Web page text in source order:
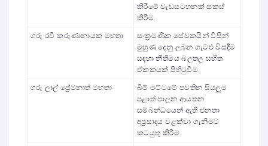
කිරීමේ වැඩසටහනක් සකස්
කිරීම.
ගරු රවී කරුණානායක මහතා
සංක්‍රමණික සේවකයින් විසින්
මුහුණ දෙනු ලබන ගැටළු විසඳීම
සඳහා නීතිමය බලතල සහිත
ඒකකයක් පිහිටුවීම.
ගරු ලාල් ප්‍රේමනාත් මහතා
බිම් මට්ටමේ පවතින සියලුම
පළාත් පාලන ආයතන
සම්බන්ධයෙන් ඇති ජනතා
අප්‍රසාදය වළක්වා ගැනීමට
කටයුතු කිරීම.